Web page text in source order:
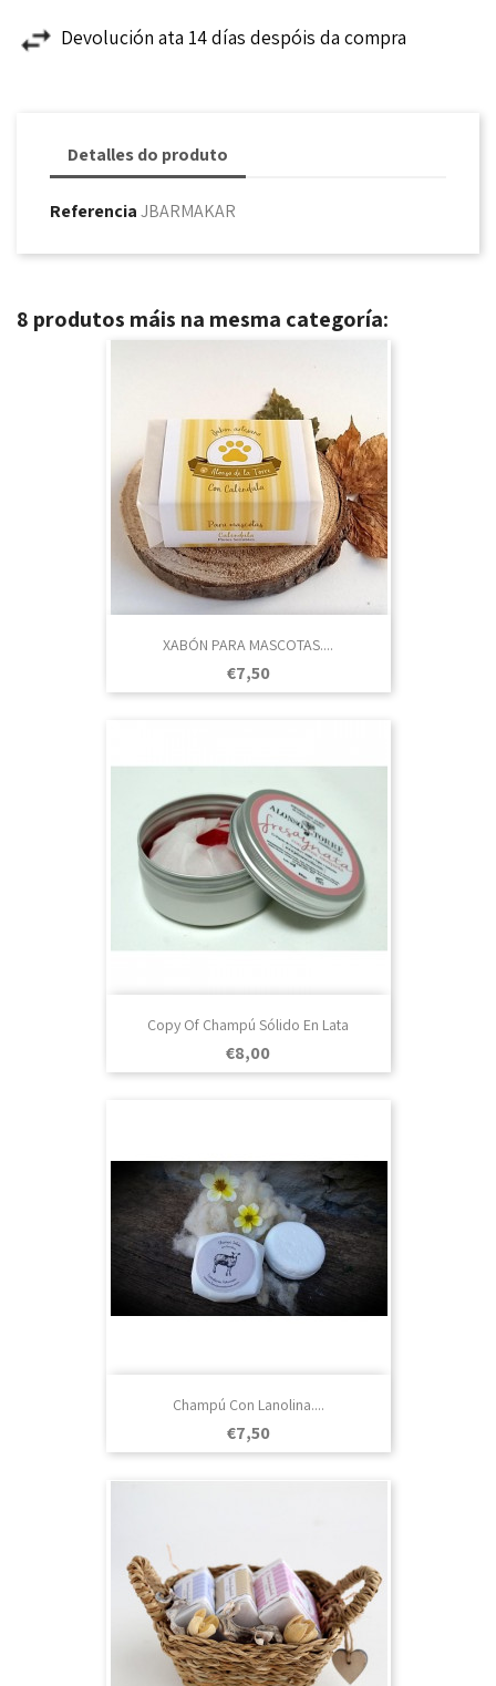
Devolución ata 14 días despóis da compra
Detalles do produto
ReferenciaJBARMAKAR
8 produtos máis na mesma categoría:
XABÓN PARA MASCOTAS....
Prezo
€7,50
Copy Of Champú Sólido En Lata
Prezo
€8,00
Champú Con Lanolina....
Prezo
€7,50